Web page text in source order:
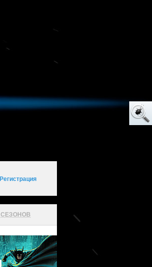
Регистрация
СЕЗОНОВ